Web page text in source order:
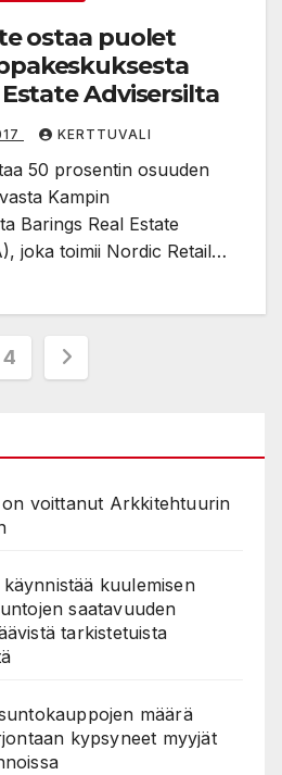
ostaa puolet
Advisersilta
KERTTUVALI
50 prosentin osuuden
Kampin
Barings Real Estate
joka toimii Nordic Retail…
4
voittanut Arkkitehtuurin
kuulemisen
saatavuuden
tarkistetuista
määrä
kypsyneet myyjät